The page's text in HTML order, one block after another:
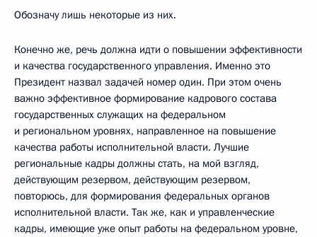
Обозначу лишь некоторые из них.
Конечно же, речь должна идти о повышении эффективности
и качества государственного управления. Именно это
Президент назвал задачей номер один. При этом очень
важно эффективное формирование кадрового состава
государственных служащих на федеральном
и региональном уровнях, направленное на повышение
качества работы исполнительной власти. Лучшие
региональные кадры должны стать, на мой взгляд,
действующим резервом, действующим резервом,
повторюсь, для формирования федеральных органов
исполнительной власти. Так же, как и управленческие
кадры, имеющие уже опыт работы на федеральном уровне,